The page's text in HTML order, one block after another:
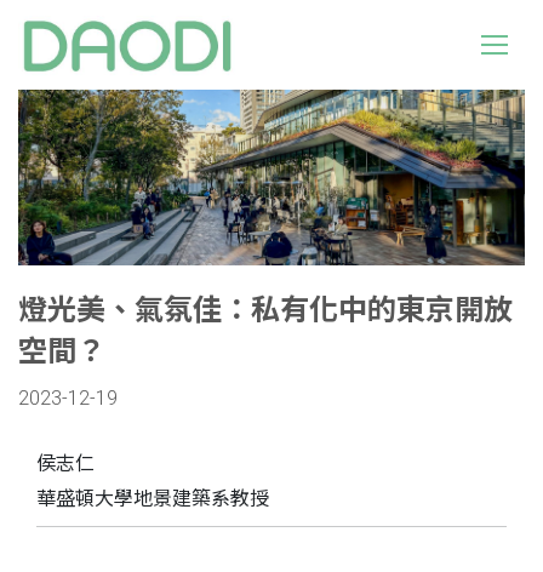
燈光美、氣氛佳：私有化中的東京開放
空間？
2023-12-19
侯志仁
華盛頓大學地景建築系教授